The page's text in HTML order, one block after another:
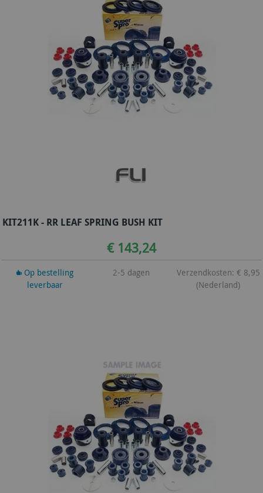
KIT211K - RR LEAF SPRING BUSH KIT
€ 143,24
Op bestelling
leverbaar
2-5 dagen
Verzendkosten: € 8,95
(Nederland)